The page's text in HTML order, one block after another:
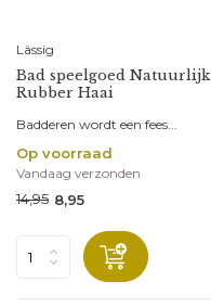
Lässig
Bad speelgoed Natuurlijk
Rubber Haai
Badderen wordt een fees...
Op voorraad
Vandaag verzonden
14,95 8,95